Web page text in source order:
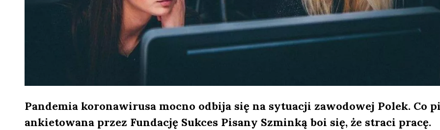
Pandemia koronawirusa mocno odbija się na sytuacji zawodowej Polek. Co
ankietowana przez Fundację Sukces Pisany Szminką boi się, że straci pracę.